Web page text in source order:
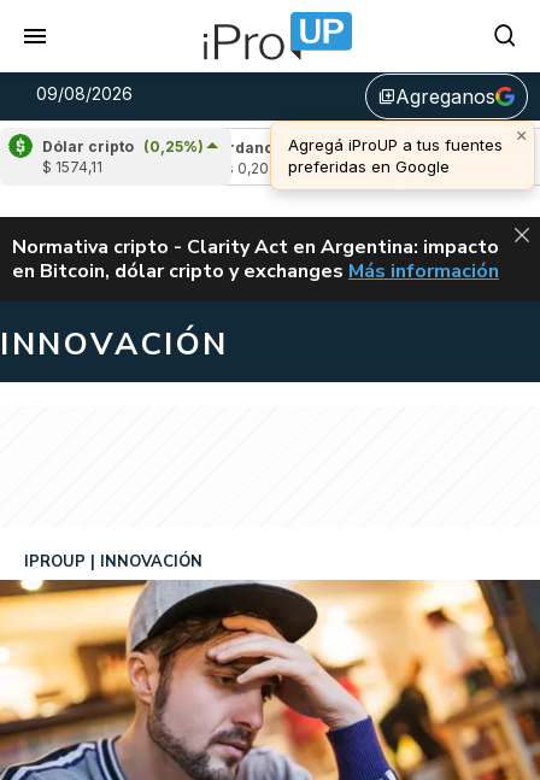
09/08/2026 library_addAgreganos
×
Agregá iProUP a tus fuentes
preferidas en Google
Dólar cripto (0,25%)
$ 1574,11
Cardano (-1,54%)
u$s 0,20
Avalanche
u$s 6,46
ALERTA
Normativa cripto - Clarity Act en Argentina: impacto
en Bitcoin, dólar cripto y exchanges CLARITY ACT EN
Más información
INNOVACIÓN
IPROUP INNOVACIÓN